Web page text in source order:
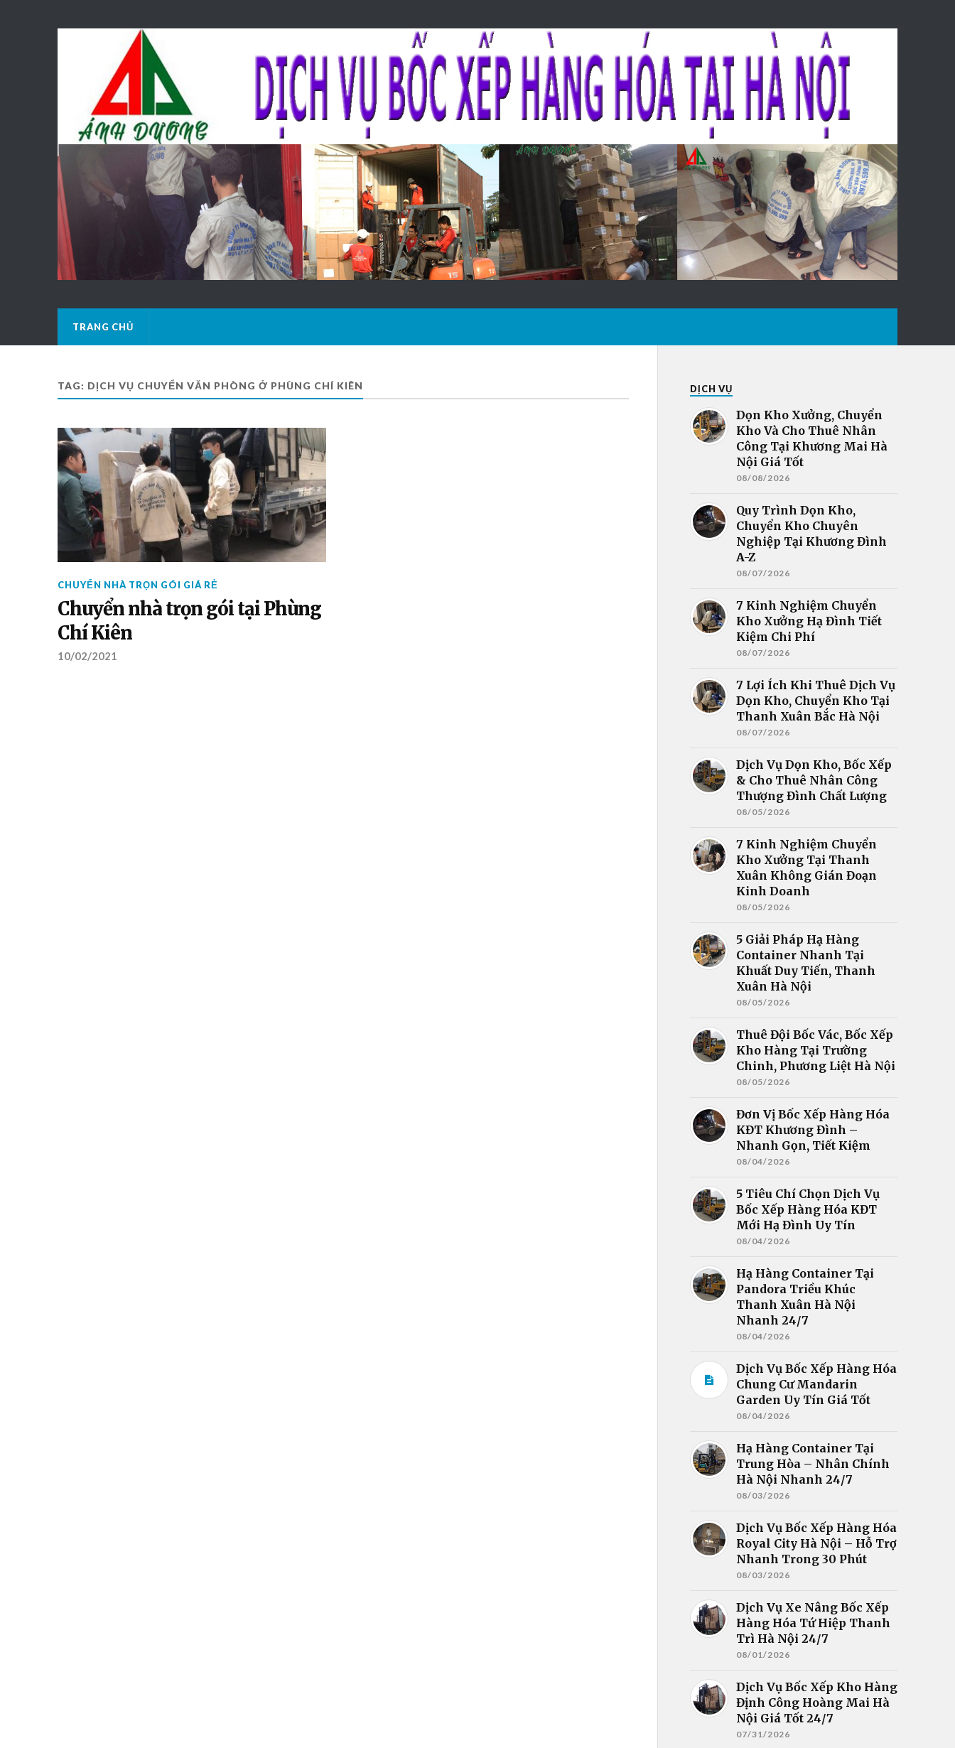
TRANG CHỦ
TAG: DỊCH VỤ CHUYỂN VĂN PHÒNG Ở PHÙNG CHÍ KIÊN
CHUYỂN NHÀ TRỌN GÓI GIÁ RẺ
Chuyển nhà trọn gói tại Phùng
Chí Kiên
10/02/2021
DỊCH VỤ
Dọn Kho Xưởng, Chuyển
Kho Và Cho Thuê Nhân
Công Tại Khương Mai Hà
Nội Giá Tốt
08/08/2026
Quy Trình Dọn Kho,
Chuyển Kho Chuyên
Nghiệp Tại Khương Đình
A-Z
08/07/2026
7 Kinh Nghiệm Chuyển
Kho Xưởng Hạ Đình Tiết
Kiệm Chi Phí
08/07/2026
7 Lợi Ích Khi Thuê Dịch Vụ
Dọn Kho, Chuyển Kho Tại
Thanh Xuân Bắc Hà Nội
08/07/2026
Dịch Vụ Dọn Kho, Bốc Xếp
& Cho Thuê Nhân Công
Thượng Đình Chất Lượng
08/05/2026
7 Kinh Nghiệm Chuyển
Kho Xưởng Tại Thanh
Xuân Không Gián Đoạn
Kinh Doanh
08/05/2026
5 Giải Pháp Hạ Hàng
Container Nhanh Tại
Khuất Duy Tiến, Thanh
Xuân Hà Nội
08/05/2026
Thuê Đội Bốc Vác, Bốc Xếp
Kho Hàng Tại Trường
Chinh, Phương Liệt Hà Nội
08/05/2026
Đơn Vị Bốc Xếp Hàng Hóa
KĐT Khương Đình –
Nhanh Gọn, Tiết Kiệm
08/04/2026
5 Tiêu Chí Chọn Dịch Vụ
Bốc Xếp Hàng Hóa KĐT
Mới Hạ Đình Uy Tín
08/04/2026
Hạ Hàng Container Tại
Pandora Triều Khúc
Thanh Xuân Hà Nội
Nhanh 24/7
08/04/2026
Dịch Vụ Bốc Xếp Hàng Hóa
Chung Cư Mandarin
Garden Uy Tín Giá Tốt
08/04/2026
Hạ Hàng Container Tại
Trung Hòa – Nhân Chính
Hà Nội Nhanh 24/7
08/03/2026
Dịch Vụ Bốc Xếp Hàng Hóa
Royal City Hà Nội – Hỗ Trợ
Nhanh Trong 30 Phút
08/03/2026
Dịch Vụ Xe Nâng Bốc Xếp
Hàng Hóa Tứ Hiệp Thanh
Trì Hà Nội 24/7
08/01/2026
Dịch Vụ Bốc Xếp Kho Hàng
Định Công Hoàng Mai Hà
Nội Giá Tốt 24/7
07/31/2026